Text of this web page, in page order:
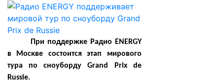
При поддержке Радио ENERGY
в Москве состоится этап мирового
тура по сноуборду Grand Prix de
Russie.